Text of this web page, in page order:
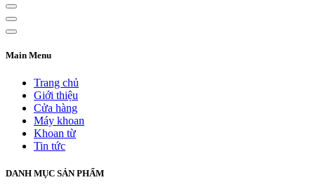
Main Menu
Trang chủ
Giới thiệu
Cửa hàng
Máy khoan
Khoan từ
Tin tức
DANH MỤC SẢN PHẨM